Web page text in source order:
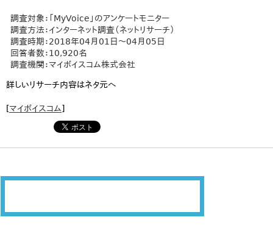
調査対象：「MyVoice」のアンケートモニター
調査方法：インターネット調査（ネットリサーチ）
調査時期：2018年04月01日～04月05日
回答者数：10,920名
調査機関：マイボイスコム株式会社
詳しいリサーチ内容はネタ元へ
[マイボイスコム]